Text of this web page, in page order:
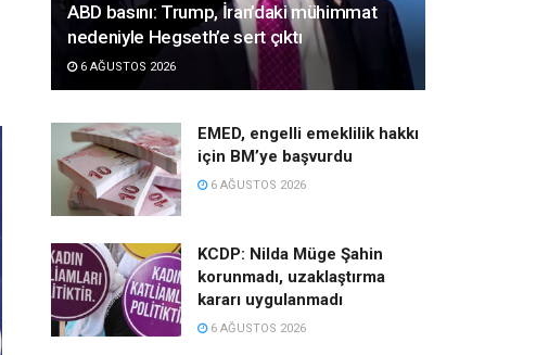
ABD basını: Trump, İran’daki mühimmat
nedeniyle Hegseth’e sert çıktı
6 AĞUSTOS 2026
EMED, engelli emeklilik hakkı
için BM’ye başvurdu
6 AĞUSTOS 2026
KCDP: Nilda Müge Şahin
korunmadı, uzaklaştırma
kararı uygulanmadı
6 AĞUSTOS 2026